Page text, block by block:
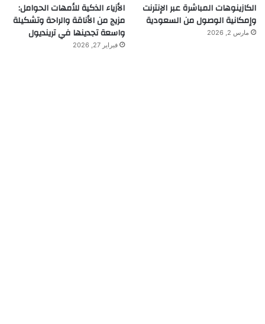
الكازينوهات المباشرة عبر الإنترنت
وإمكانية الوصول من السعودية
مارس 2, 2026
الأزياء الذكية للأمهات الحوامل:
مزيج من الأناقة والراحة وتشكيلة
واسعة تجدينها في ترينديول
فبراير 27, 2026